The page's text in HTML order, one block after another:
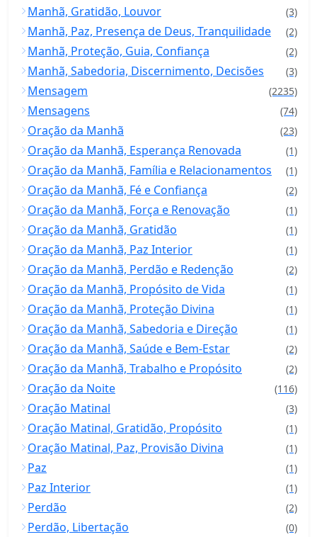
Manhã, Gratidão, Louvor (3)
Manhã, Paz, Presença de Deus, Tranquilidade (2)
Manhã, Proteção, Guia, Confiança (2)
Manhã, Sabedoria, Discernimento, Decisões (3)
Mensagem (2235)
Mensagens (74)
Oração da Manhã (23)
Oração da Manhã, Esperança Renovada (1)
Oração da Manhã, Família e Relacionamentos (1)
Oração da Manhã, Fé e Confiança (2)
Oração da Manhã, Força e Renovação (1)
Oração da Manhã, Gratidão (1)
Oração da Manhã, Paz Interior (1)
Oração da Manhã, Perdão e Redenção (2)
Oração da Manhã, Propósito de Vida (1)
Oração da Manhã, Proteção Divina (1)
Oração da Manhã, Sabedoria e Direção (1)
Oração da Manhã, Saúde e Bem-Estar (2)
Oração da Manhã, Trabalho e Propósito (2)
Oração da Noite (116)
Oração Matinal (3)
Oração Matinal, Gratidão, Propósito (1)
Oração Matinal, Paz, Provisão Divina (1)
Paz (1)
Paz Interior (1)
Perdão (2)
Perdão, Libertação (0)